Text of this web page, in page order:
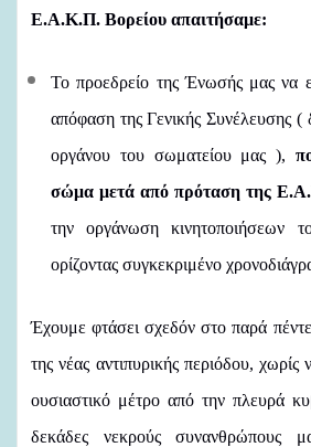
Ε.Α.Κ.Π. Βορείου απαιτήσαμε:
Το προεδρείο της Ένωσής μας να
απόφαση της Γενικής Συνέλευσης
οργάνου του σωματείου μας ),
σώμα μετά από πρόταση της
την οργάνωση κινητοποιήσεων
ορίζοντας συγκεκριμένο
Έχουμε φτάσει σχεδόν στο παρά
της νέας αντιπυρικής περιόδου, χωρίς
ουσιαστικό μέτρο από την πλευρά
δεκάδες νεκρούς συνανθρώπους